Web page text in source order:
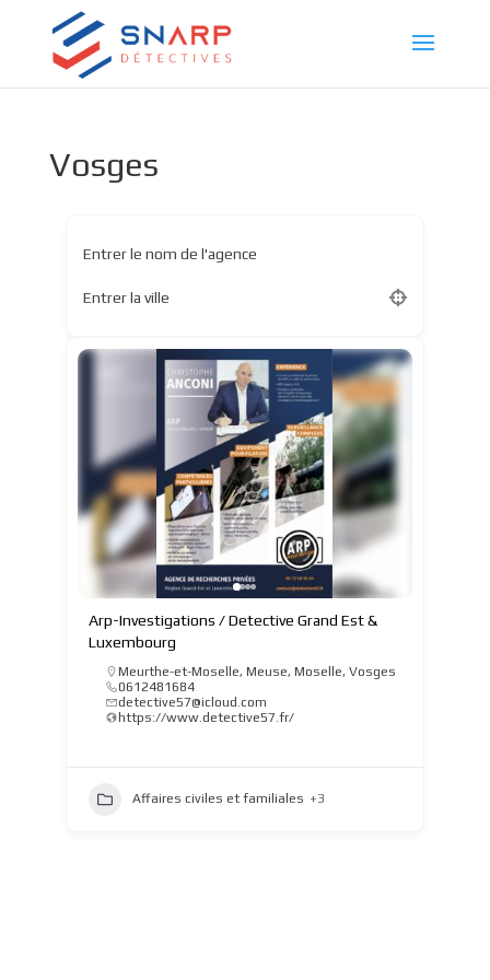
Vosges
Entrer le nom de l'agence
Entrer la ville
Arp-Investigations / Detective Grand Est &
Luxembourg
Meurthe-et-Moselle, Meuse, Moselle, Vosges
0612481684
detective57@icloud.com
https://www.detective57.fr/
Affaires civiles et familiales +3